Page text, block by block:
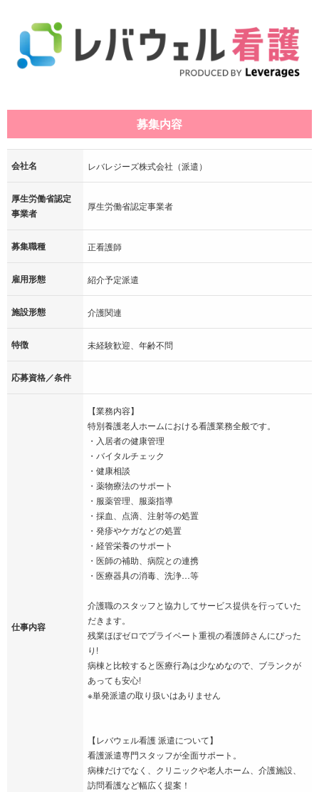
募集内容
会社名 レバレジーズ株式会社（派遣）
厚生労働省認定
事業者
厚生労働省認定事業者
募集職種 正看護師
雇用形態 紹介予定派遣
施設形態 介護関連
特徴 未経験歓迎、年齢不問
応募資格／条件
仕事内容
【業務内容】
特別養護老人ホームにおける看護業務全般です。
・入居者の健康管理
・バイタルチェック
・健康相談
・薬物療法のサポート
・服薬管理、服薬指導
・採血、点滴、注射等の処置
・発疹やケガなどの処置
・経管栄養のサポート
・医師の補助、病院との連携
・医療器具の消毒、洗浄…等
介護職のスタッフと協力してサービス提供を行っていた
だきます。
残業ほぼゼロでプライベート重視の看護師さんにぴった
り!
病棟と比較すると医療行為は少なめなので、ブランクが
あっても安心!
※単発派遣の取り扱いはありません
【レバウェル看護 派遣について】
看護派遣専門スタッフが全面サポート。
病棟だけでなく、クリニックや老人ホーム、介護施設、
訪問看護など幅広く提案！